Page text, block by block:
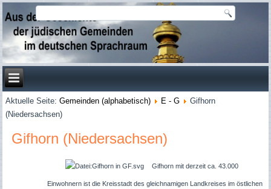
Aktuelle Seite:Gemeinden (alphabetisch) E - G
Gifhorn
(Niedersachsen)
Gifhorn (Niedersachsen)
Gifhorn mit derzeit ca. 43.000
Einwohnern ist die Kreisstadt des gleichnamigen Landkreises im östlichen